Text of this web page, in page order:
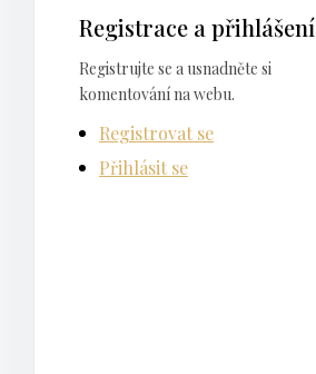
Registrace a přihlášení
Registrujte se a usnadněte si
komentování na webu.
Registrovat se
Přihlásit se